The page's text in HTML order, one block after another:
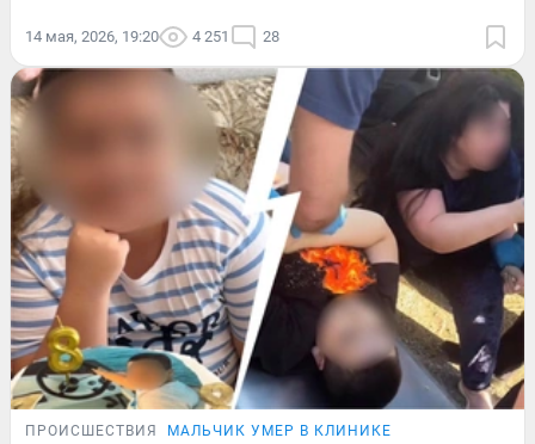
14 мая, 2026, 19:20 4 251 28
ПРОИСШЕСТВИЯ МАЛЬЧИК УМЕР В КЛИНИКЕ